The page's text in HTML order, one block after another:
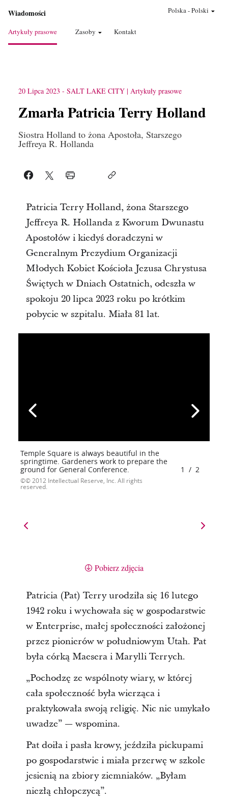
Wiadomości
Artykuły prasowe Zasoby Kontakt
Polska-Polski
20 Lipca 2023 - SALT LAKE CITY Artykuły prasowe
Zmarła Patricia Terry Holland
Siostra Holland to żona Apostoła, Starszego
Jeffreya R. Hollanda
Patricia Terry Holland, żona Starszego
Jeffreya R. Hollanda z Kworum Dwunastu
Apostołów i kiedyś doradczyni w
Generalnym Prezydium Organizacji
Młodych Kobiet Kościoła Jezusa Chrystusa
Świętych w Dniach Ostatnich, odeszła w
spokoju 20 lipca 2023 roku po krótkim
pobycie w szpitalu. Miała 81 lat.
Temple Square is always beautiful in the
springtime. Gardeners work to prepare the
ground for General Conference.
© 2012 Intellectual Reserve, Inc. All rights
reserved.
1 / 2
Pobierz zdjęcia
Patricia (Pat) Terry urodziła się 16 lutego
1942 roku i wychowała się w gospodarstwie
w Enterprise, małej społeczności założonej
przez pionierów w południowym Utah. Pat
była córką Maesera i Marylli Terrych.
„Pochodzę ze wspólnoty wiary, w której
cała społeczność była wierząca i
praktykowała swoją religię. Nic nie umykało
uwadze” — wspomina.
Pat doiła i pasła krowy, jeździła pickupami
po gospodarstwie i miała przerwę w szkole
jesienią na zbiory ziemniaków. „Byłam
niezłą chłopczycą”.